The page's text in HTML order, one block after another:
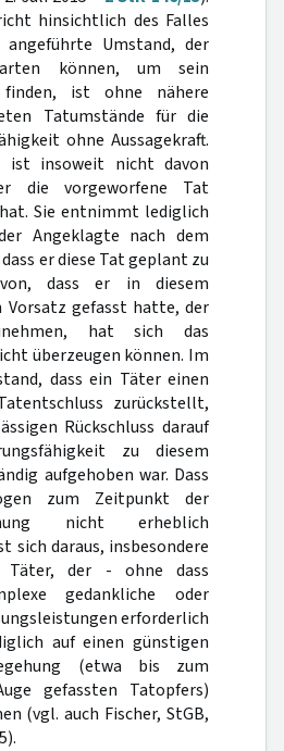
hinsichtlich des Falles
Umstand, der
können, um sein
ist ohne nähere
Tatumstände für die
ohne Aussagekraft.
ist insoweit nicht davon
die vorgeworfene Tat
Sie entnimmt lediglich
Angeklagte nach dem
er diese Tat geplant zu
dass er in diesem
Vorsatz gefasst hatte, der
hat sich das
überzeugen können. Im
dass ein Täter einen
zurückstellt,
Rückschluss darauf
zu diesem
aufgehoben war. Dass
zum Zeitpunkt der
nicht erheblich
sich daraus, insbesondere
der - ohne dass
gedankliche oder
erforderlich
auf einen günstigen
(etwa bis zum
gefassten Tatopfers)
(vgl. auch Fischer, StGB,